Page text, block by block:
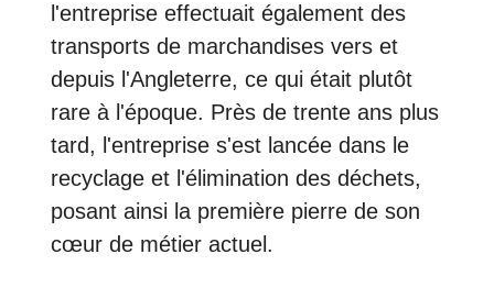
l'entreprise effectuait également des
transports de marchandises vers et
depuis l'Angleterre, ce qui était plutôt
rare à l'époque. Près de trente ans plus
tard, l'entreprise s'est lancée dans le
recyclage et l'élimination des déchets,
posant ainsi la première pierre de son
cœur de métier actuel.